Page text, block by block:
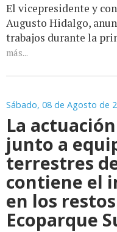
El vicepresidente y
Augusto Hidalgo,
trabajos durante la
más...
Sábado, 08 de Agosto de
La
junto a
terrestres
contiene el
en los
Ecoparque